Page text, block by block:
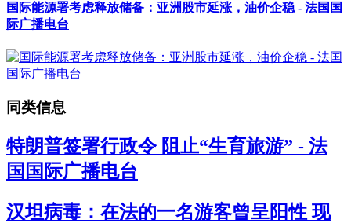
国际能源署考虑释放储备：亚洲股市延涨，油价企稳 - 法国国
际广播电台
同类信息
特朗普签署行政令 阻止“生育旅游” - 法
国国际广播电台
汉坦病毒：在法的一名游客曾呈阳性 现